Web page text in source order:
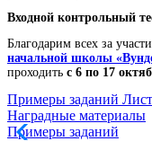
Входной контрольный
Благодарим всех за
начальной школы
проходить с 6 по 17
Примеры заданий
Наградные материалы
Примеры заданий